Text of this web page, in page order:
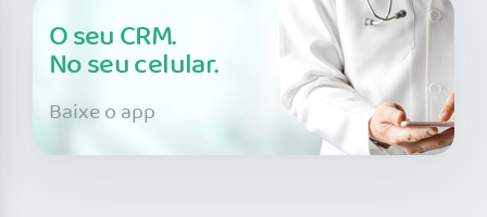
O seu CRM.
No seu celular.
Baixe o app